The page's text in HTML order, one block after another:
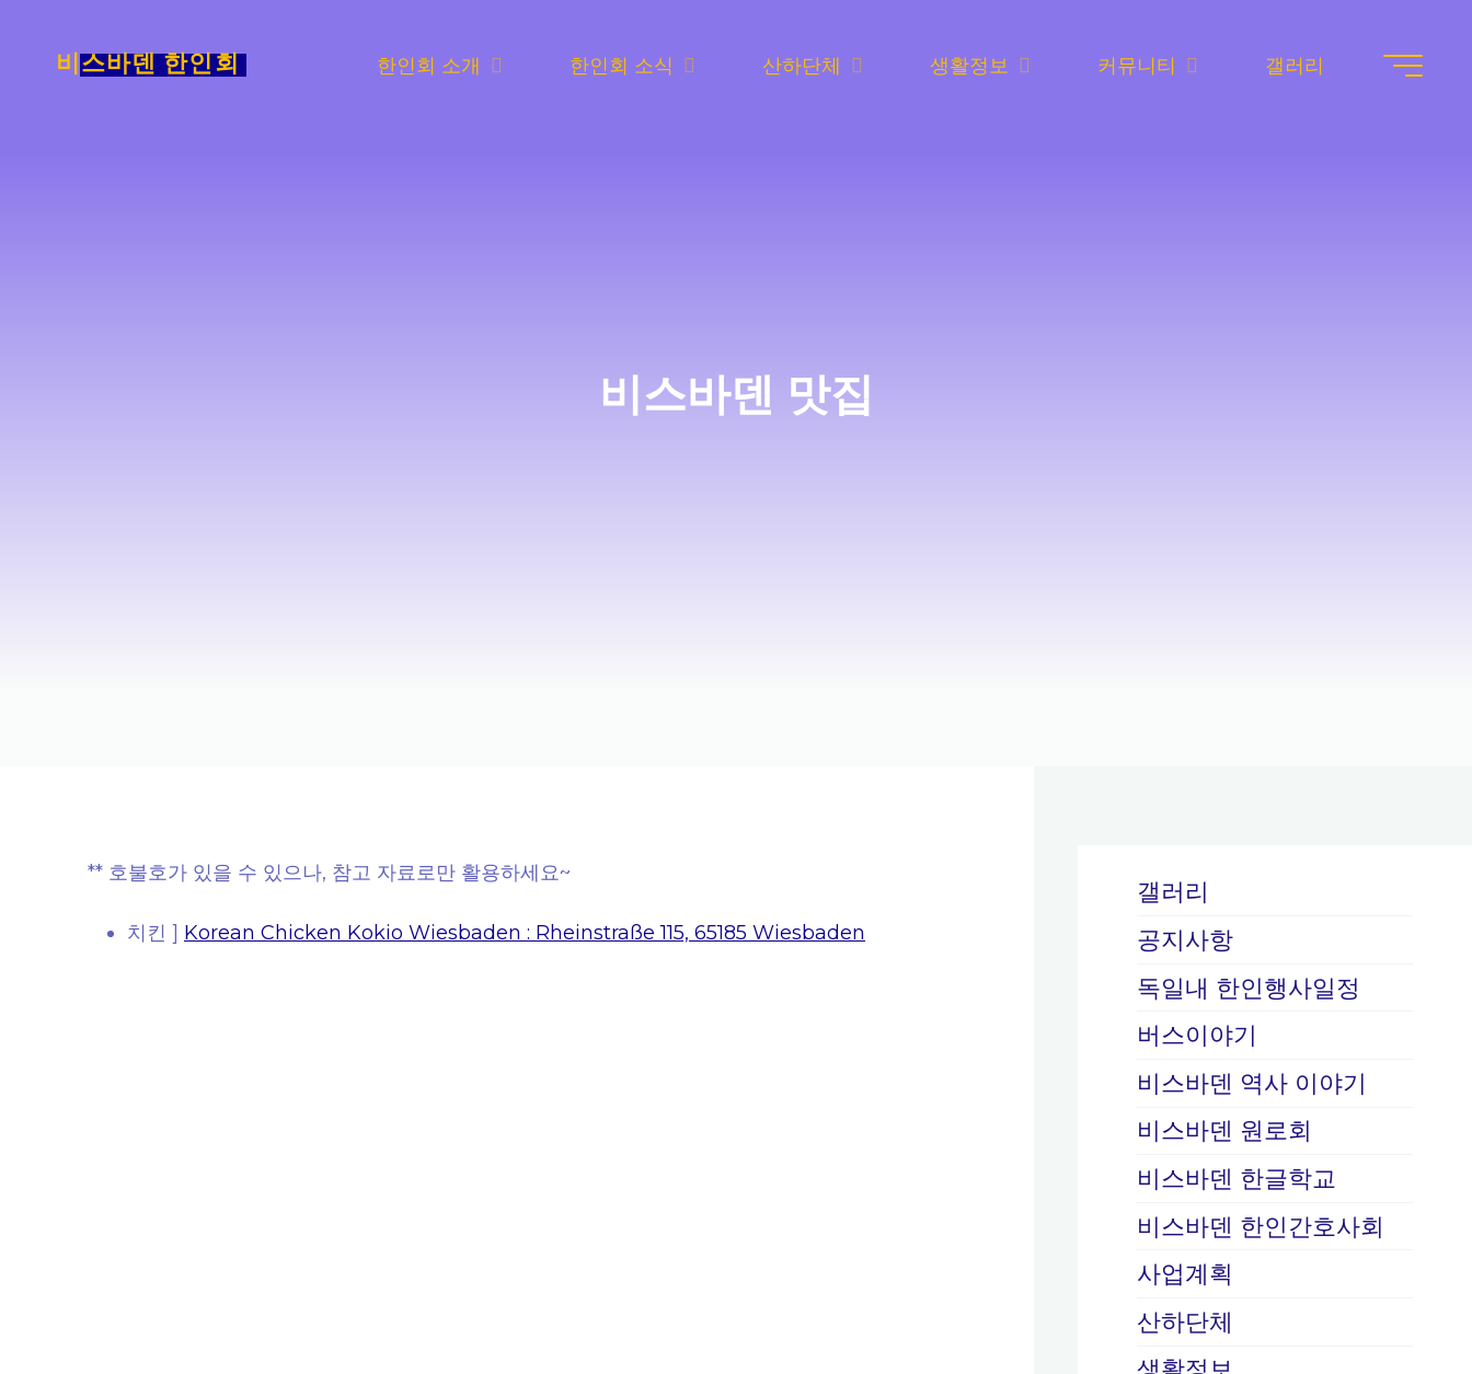
비스바덴 한인회 한인회 소개 한인회 소식 산하단체 생활정보 커뮤니티 갤러리
비스바덴 맛집
** 호불호가 있을 수 있으나, 참고 자료로만 활용하세요~
치킨 ] Korean Chicken Kokio Wiesbaden : Rheinstraße 115, 65185 Wiesbaden
갤러리
공지사항
독일내 한인행사일정
버스이야기
비스바덴 역사 이야기
비스바덴 원로회
비스바덴 한글학교
비스바덴 한인간호사회
사업계획
산하단체